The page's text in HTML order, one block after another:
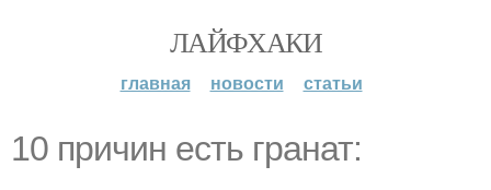
ЛАЙФХАКИ
главная новости статьи
10 причин есть гранат: